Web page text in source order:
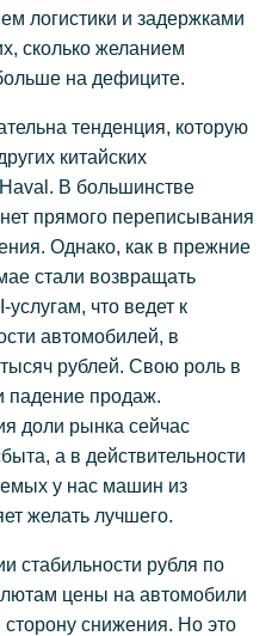
логистики и задержками
сколько желанием
на дефиците.
тенденция, которую
китайских
В большинстве
прямого переписывания
Однако, как в прежние
стали возвращать
что ведет к
автомобилей, в
рублей. Свою роль в
падение продаж.
доли рынка сейчас
а в действительности
у нас машин из
желать лучшего.
стабильности рубля по
цены на автомобили
сторону снижения. Но это